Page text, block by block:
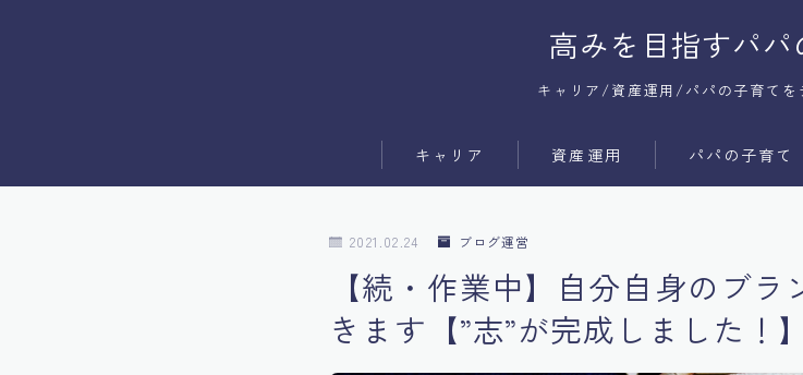
高みを目指すパ
キャリア/資産運用/パパの子育てを
キャリア
ブログ運営
資産運用 パパの子育て
2021.02.24 ブログ運営
【続・作業中】自分自身のブ
きます【”志”が完成しました！】